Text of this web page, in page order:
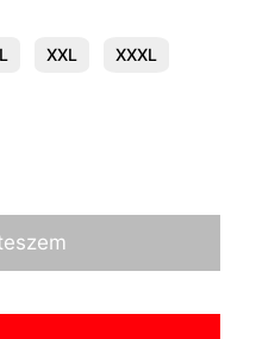
XXL XXXL